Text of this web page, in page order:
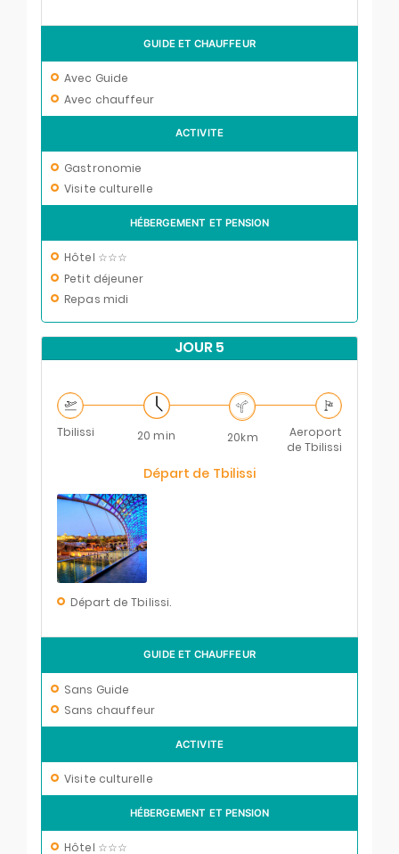
GUIDE ET CHAUFFEUR
Avec Guide
Avec chauffeur
ACTIVITE
Gastronomie
Visite culturelle
HÉBERGEMENT ET PENSION
Hôtel ☆☆☆
Petit déjeuner
Repas midi
JOUR 5
20 min 20km
Tbilissi
Aeroport
de Tbilissi
Départ de Tbilissi
Départ de Tbilissi.
GUIDE ET CHAUFFEUR
Sans Guide
Sans chauffeur
ACTIVITE
Visite culturelle
HÉBERGEMENT ET PENSION
Hôtel ☆☆☆